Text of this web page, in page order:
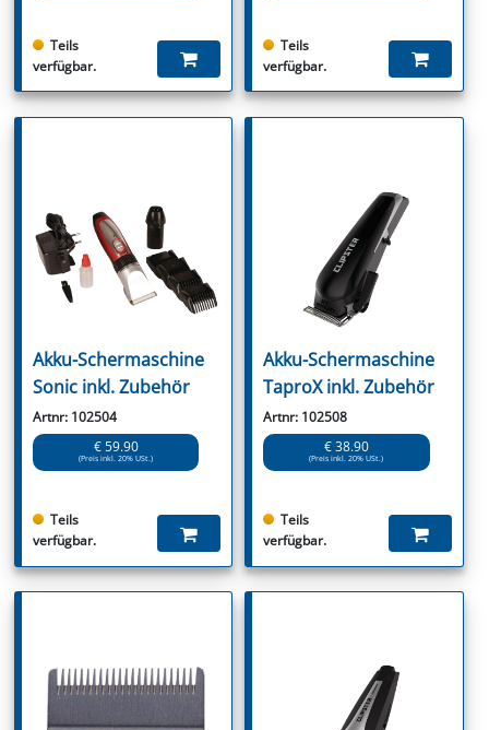
Teils
verfügbar.
Teils
verfügbar.
Akku-Schermaschine
Sonic inkl. Zubehör
Artnr: 102504
€ 59.90
(Preis inkl. 20% USt.)
Teils
verfügbar.
Akku-Schermaschine
TaproX inkl. Zubehör
Artnr: 102508
€ 38.90
(Preis inkl. 20% USt.)
Teils
verfügbar.